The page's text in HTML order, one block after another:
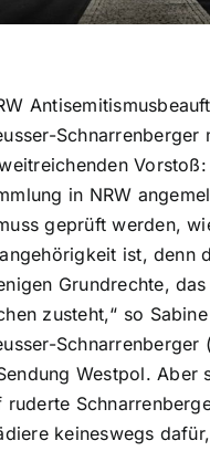
Schnarrenberger
Vorstoß:
in NRW
geprüft werden,
ist, denn
Grundrechte, das
zusteht,“ so Sabine
Schnarrenberger
Westpol. Aber
ruderte
keineswegs